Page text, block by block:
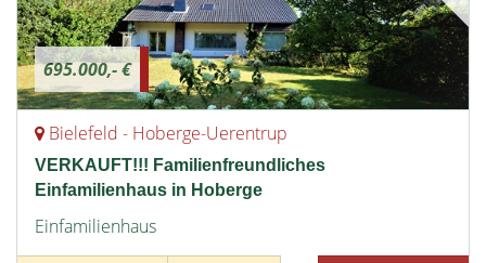
695.000,- €
Bielefeld - Hoberge-Uerentrup
VERKAUFT!!! Familienfreundliches
Einfamilienhaus in Hoberge
Einfamilienhaus